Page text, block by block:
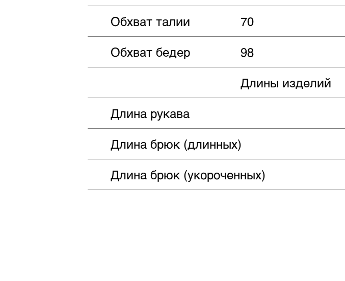
Длина брюк (укороченных)
Длина брюк (длинных)
Длина рукава
Длины изделий
98
Обхват бедер
70
Обхват талии